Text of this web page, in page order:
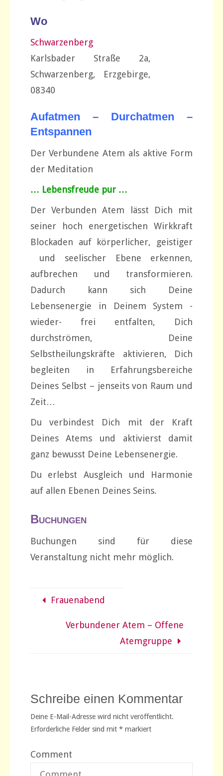
Wo
Schwarzenberg
Karlsbader Straße 2a,
Schwarzenberg, Erzgebirge,
08340
Aufatmen – Durchatmen –
Entspannen
Der Verbundene Atem als aktive Form
der Meditation
… Lebensfreude pur …
Der Verbunden Atem lässt Dich mit
seiner hoch energetischen Wirkkraft
Blockaden auf körperlicher, geistiger
und seelischer Ebene erkennen,
aufbrechen und transformieren.
Dadurch kann sich Deine
Lebensenergie in Deinem System -
wieder- frei entfalten, Dich
durchströmen, Deine
Selbstheilungskräfte aktivieren, Dich
begleiten in Erfahrungsbereiche
Deines Selbst – jenseits von Raum und
Zeit…
Du verbindest Dich mit der Kraft
Deines Atems und aktivierst damit
ganz bewusst Deine Lebensenergie.
Du erlebst Ausgleich und Harmonie
auf allen Ebenen Deines Seins.
Buchungen
Buchungen sind für diese
Veranstaltung nicht mehr möglich.
Frauenabend
Verbundener Atem – Offene
Atemgruppe
Schreibe einen Kommentar
Deine E-Mail-Adresse wird nicht veröffentlicht.
Erforderliche Felder sind mit *markiert
Comment